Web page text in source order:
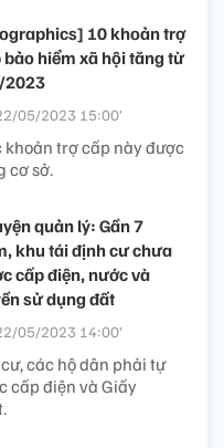
10 khoản trợ
bảo hiểm xã hội tăng từ
2023
05/2023 15:00’
khoản trợ cấp này được
cơ sở.
quản lý: Gần 7
khu tái định cư chưa
cấp điện, nước và
sử dụng đất
05/2023 14:00’
các hộ dân phải tự
cấp điện và Giấy